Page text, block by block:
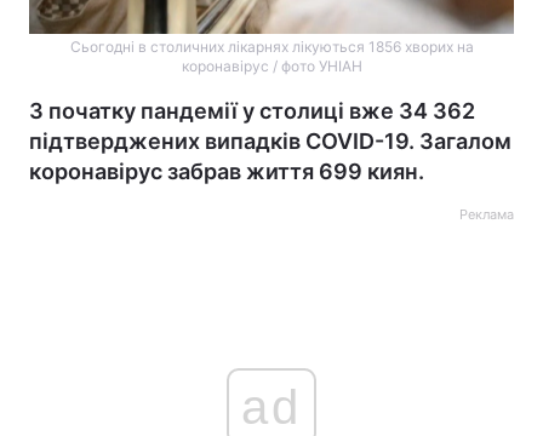
Сьогодні в столичних лікарнях лікуються 1856 хворих на
коронавірус / фото УНІАН
З початку пандемії у столиці вже 34 362
підтверджених випадків COVID-19. Загалом
коронавірус забрав життя 699 киян.
Реклама
ad